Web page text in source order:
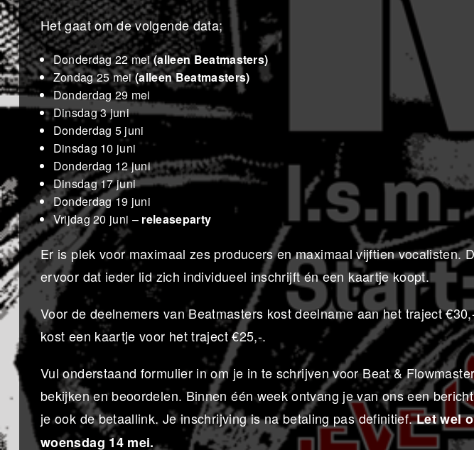
Het gaat om de volgende data;
Donderdag 22 mei(alleen Beatmasters)
Zondag 25 mei(alleen Beatmasters)
Donderdag 29 mei
Dinsdag 3 juni
Donderdag 5 juni
Dinsdag 10 juni
Donderdag 12 juni
Dinsdag 17 juni
Donderdag 19 juni
Vrijdag 20 juni – releaseparty
Er is plek voor maximaal zes producers en maximaal vijftien vocalisten.
ervoor dat ieder lid zich individueel inschrijft én een kaartje koopt.
Voor de deelnemers van Beatmasters kost deelname aan het traject
kost een kaartje voor het traject €25,-.
Vul onderstaand formulier in om je in te schrijven voor Beat &
bekijken en beoordelen. Binnen één week ontvang je van ons een
je ook de betaallink. Je inschrijving is na betaling pas definitief.Let wel
woensdag 14 mei.